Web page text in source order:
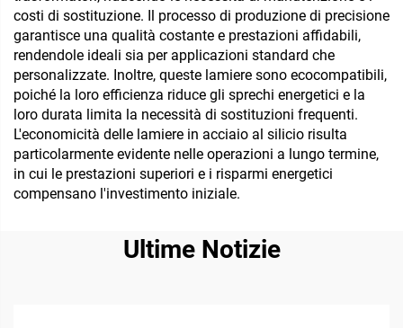
costi di sostituzione. Il processo di produzione di precisione
garantisce una qualità costante e prestazioni affidabili,
rendendole ideali sia per applicazioni standard che
personalizzate. Inoltre, queste lamiere sono ecocompatibili,
poiché la loro efficienza riduce gli sprechi energetici e la
loro durata limita la necessità di sostituzioni frequenti.
L'economicità delle lamiere in acciaio al silicio risulta
particolarmente evidente nelle operazioni a lungo termine,
in cui le prestazioni superiori e i risparmi energetici
compensano l'investimento iniziale.
Ultime Notizie